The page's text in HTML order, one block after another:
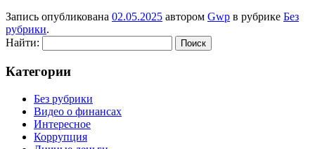
Запись опубликована 02.05.2025 автором Gwp в рубрике Без
рубрики.
Найти:
Категории
Без рубрики
Видео о финансах
Интересное
Коррупция